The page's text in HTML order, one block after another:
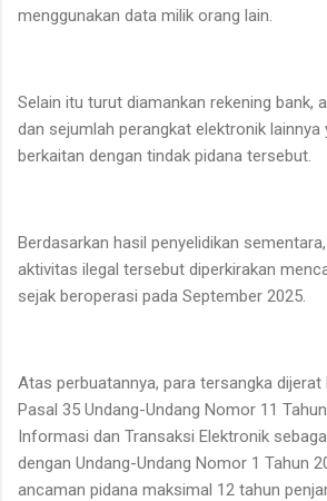
menggunakan data milik orang lain.
Selain itu turut diamankan rekening bank,
dan sejumlah perangkat elektronik lainnya
berkaitan dengan tindak pidana tersebut.
Berdasarkan hasil penyelidikan
aktivitas ilegal tersebut diperkirakan
sejak beroperasi pada September 2025.
Atas perbuatannya, para tersangka
Pasal 35 Undang-Undang Nomor 11
Informasi dan Transaksi Elektronik
dengan Undang-Undang Nomor 1 Tahun
ancaman pidana maksimal 12 tahun